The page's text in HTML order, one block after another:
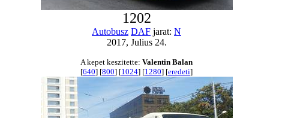
1202
Autobusz DAF jarat: N
2017, Julius 24.
A kepet keszitette: Valentin Balan
[640] [800] [1024] [1280] [eredeti]